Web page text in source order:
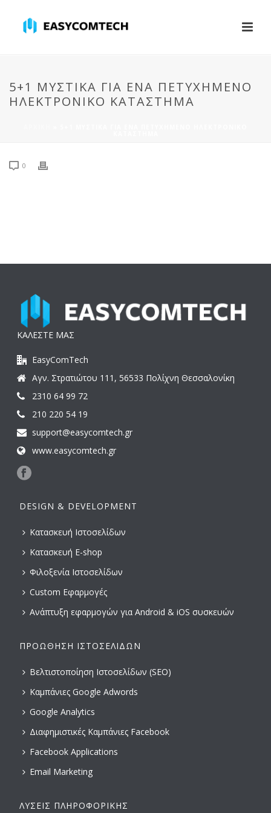
5+1 ΜΥΣΤΙΚΆ ΓΙΑ ΈΝΑ ΠΕΤΥΧΗΜΈΝΟ
ΗΛΕΚΤΡΟΝΙΚΌ ΚΑΤΆΣΤΗΜΑ
0
ΚΑΛΕΣΤΕ ΜΑΣ
EasyComTech
Αγν. Στρατιώτου 111, 56533 Πολίχνη Θεσσαλονίκη
2310 64 99 72
210 220 54 19
support@easycomtech.gr
www.easycomtech.gr
DESIGN & DEVELOPMENT
Κατασκευή Ιστοσελίδων
Κατασκευή E-shop
Φιλοξενία Ιστοσελίδων
Custom Εφαρμογές
Ανάπτυξη εφαρμογών για Android & iOS συσκευών
ΠΡΟΏΘΗΣΗ ΙΣΤΟΣΕΛΊΔΩΝ
Βελτιστοποίηση Ιστοσελίδων (SEO)
Καμπάνιες Google Adwords
Google Analytics
Διαφημιστικές Καμπάνιες Facebook
Facebook Applications
Email Marketing
ΛΎΣΕΙΣ ΠΛΗΡΟΦΟΡΙΚΉΣ